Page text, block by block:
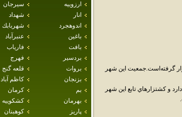
ارزوييه
سيرجان
انار
شهداد
اندوهجرد
شهربابك
باغين
عنبرآباد
بافت
فارياب
بردسير
فهرج
بروات
قلعه گنج
بزنجان
كاظم آباد
بم
كرمان
بهرمان
كشكوييه
پاريز
كوهبنان
گرفته‌است.جمعيت اين شهر
و کشتزارهاي تابع اين شهر